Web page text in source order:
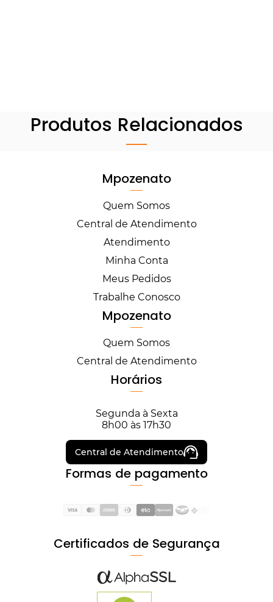
Produtos Relacionados
Mpozenato
Quem Somos
Central de Atendimento
Atendimento
Minha Conta
Meus Pedidos
Trabalhe Conosco
Mpozenato
Quem Somos
Central de Atendimento
Horários
Segunda à Sexta
8h00 às 17h30
Central de Atendimento
Formas de pagamento
Certificados de Segurança